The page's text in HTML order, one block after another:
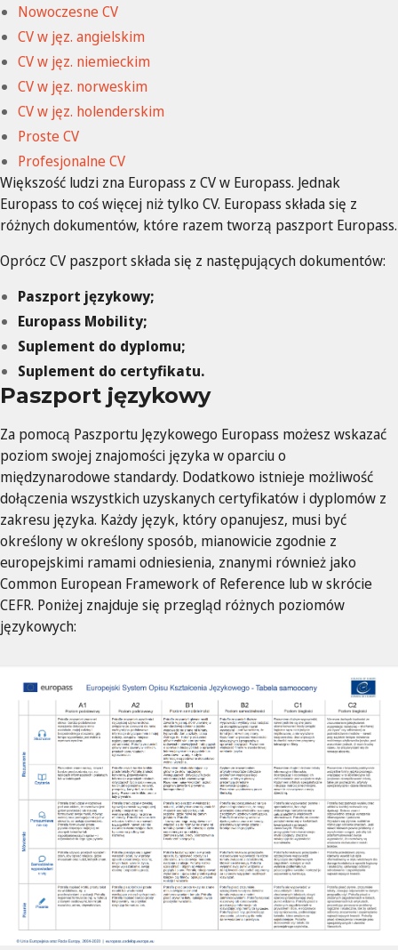
Nowoczesne CV
CV w jęz. angielskim
CV w jęz. niemieckim
CV w jęz. norweskim
CV w jęz. holenderskim
Proste CV
Profesjonalne CV
Większość ludzi zna Europass z CV w Europass. Jednak
Europass to coś więcej niż tylko CV. Europass składa się z
różnych dokumentów, które razem tworzą paszport Europass.
Oprócz CV paszport składa się z następujących dokumentów:
Paszport językowy;
Europass Mobility;
Suplement do dyplomu;
Suplement do certyfikatu.
Paszport językowy
Za pomocą Paszportu Językowego Europass możesz wskazać
poziom swojej znajomości języka w oparciu o
międzynarodowe standardy. Dodatkowo istnieje możliwość
dołączenia wszystkich uzyskanych certyfikatów i dyplomów z
zakresu języka. Każdy język, który opanujesz, musi być
określony w określony sposób, mianowicie zgodnie z
europejskimi ramami odniesienia, znanymi również jako
Common European Framework of Reference lub w skrócie
CEFR. Poniżej znajduje się przegląd różnych poziomów
językowych: